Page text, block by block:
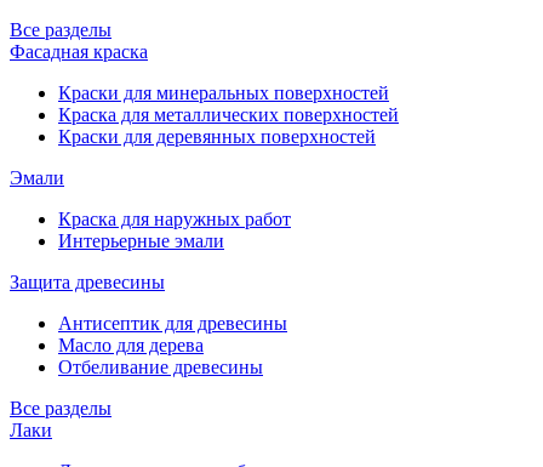
Все разделы
Фасадная краска
Краски для минеральных поверхностей
Краска для металлических поверхностей
Краски для деревянных поверхностей
Эмали
Краска для наружных работ
Интерьерные эмали
Защита древесины
Антисептик для древесины
Масло для дерева
Отбеливание древесины
Все разделы
Лаки